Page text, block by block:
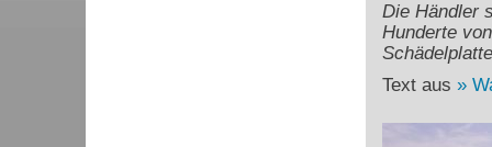
Die Händler
Hunderte
Text aus